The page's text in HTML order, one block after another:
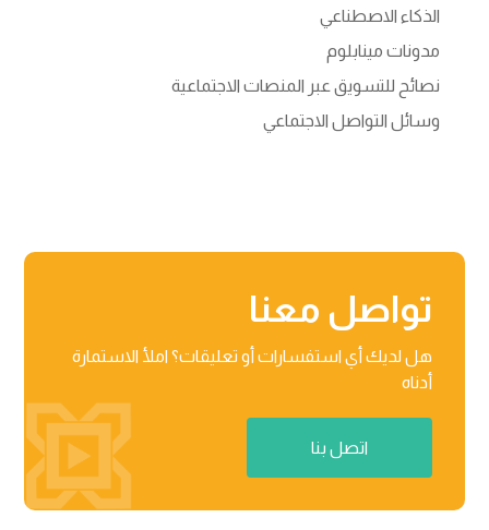
الذكاء الاصطناعي
مدونات مينابلوم
نصائح للتسويق عبر المنصات الاجتماعية
وسائل التواصل الاجتماعي
اتصل بنا
تواصل معنا
هل لديك أي استفسارات أو تعليقات؟ املأ الاستمارة
أدناه